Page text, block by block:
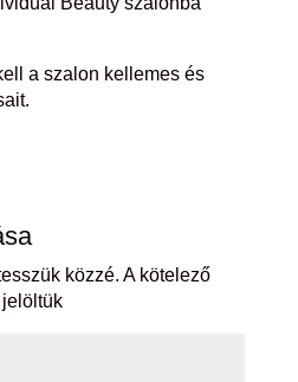
a szalon kellemes és
közzé. A kötelező